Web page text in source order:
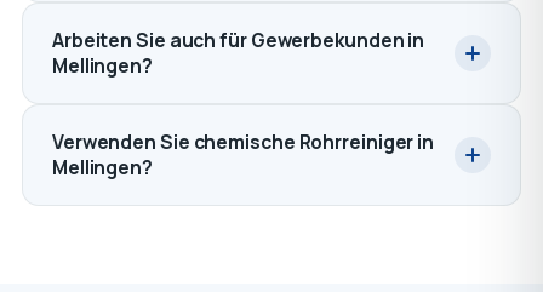
Arbeiten Sie auch für Gewerbekunden in
Mellingen?
Verwenden Sie chemische Rohrreiniger in
Mellingen?